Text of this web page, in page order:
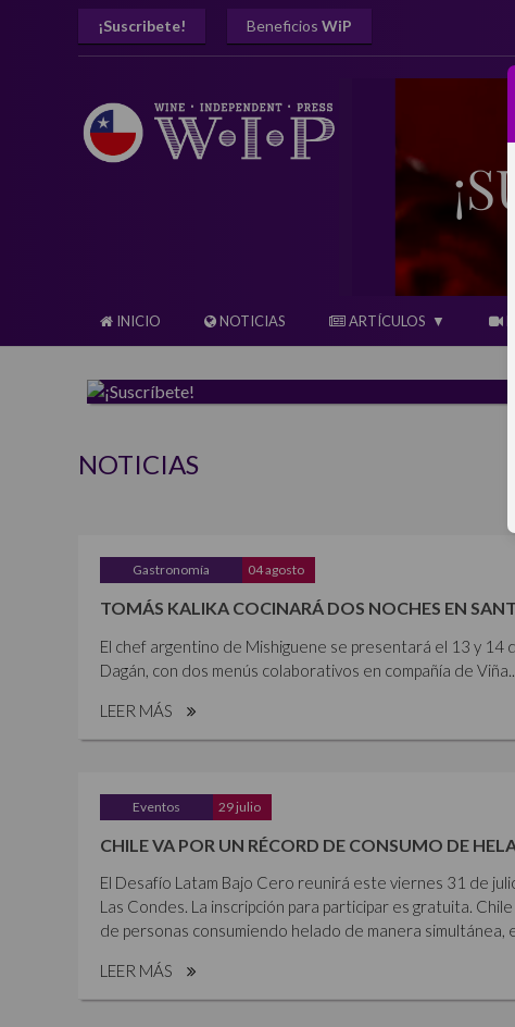
¡Suscribete! Beneficios WiP
INICIO NOTICIAS ARTÍCULOS
NOTICIAS
Gastronomía 04 agosto
TOMÁS KALIKA COCINARÁ DOS NOCHES EN
El chef argentino de Mishiguene se presentará el 13 y 14
Dagán, con dos menús colaborativos en compañía de Viña...
LEER MÁS
Eventos 29 julio
CHILE VA POR UN RÉCORD DE CONSUMO DE
El Desafío Latam Bajo Cero reunirá este viernes 31 de
Las Condes. La inscripción para participar es gratuita.
de personas consumiendo helado de manera simultánea,
LEER MÁS